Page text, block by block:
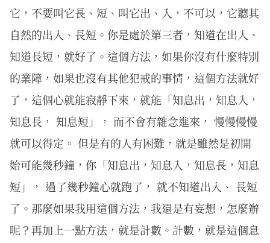
它，不要叫它長、短、叫它出、入，不可以，它聽其
自然的出入、長短。你是處於第三者，知道在出入、
知道長短，就好了。這個方法，如果你沒有什麼特別
的業障，如果也沒有其他犯戒的事情，這個方法就好
了，這個心就能寂靜下來，就能「知息出，知息入，
知息長， 知息短」， 而不會有雜念進來， 慢慢慢慢
就可以得定。 但是有的人有困難，就是雖然是初開
始可能幾秒鐘，你「知息出，知息入，知息長，知息
短」， 過了幾秒鐘心就跑了， 就不知道出入、 長短
了。那麼如果我用這個方法，我還是有妄想，怎麼辦
呢？再加上一點方法，就是計數。計數，就是這個息